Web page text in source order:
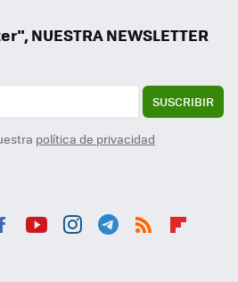
NUESTRA NEWSLETTER
SUSCRIBIR
política de privacidad